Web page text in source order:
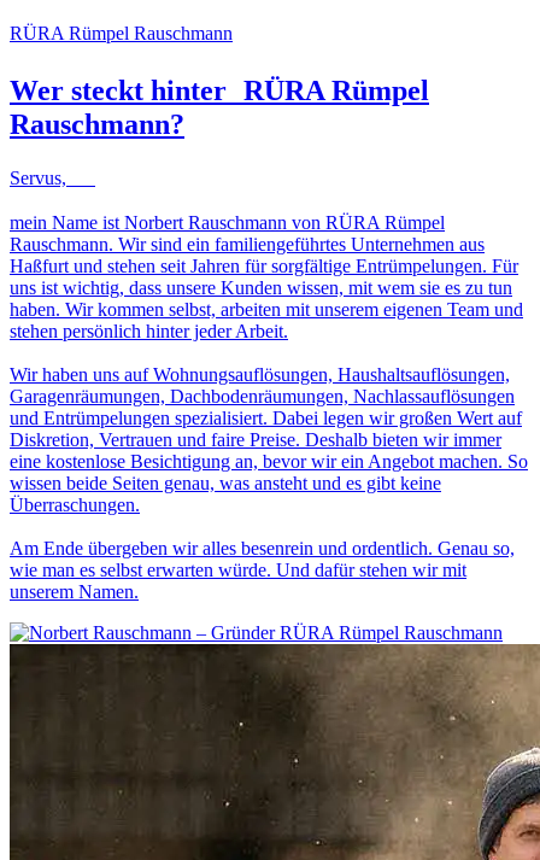
RÜRA Rümpel Rauschmann
Wer steckt hinter RÜRA Rümpel
Rauschmann?
Servus,
mein Name ist Norbert Rauschmann von RÜRA Rümpel
Rauschmann. Wir sind ein familiengeführtes Unternehmen aus
Haßfurt und stehen seit Jahren für sorgfältige Entrümpelungen. Für
uns ist wichtig, dass unsere Kunden wissen, mit wem sie es zu tun
haben. Wir kommen selbst, arbeiten mit unserem eigenen Team und
stehen persönlich hinter jeder Arbeit.
Wir haben uns auf Wohnungsauflösungen, Haushaltsauflösungen,
Garagenräumungen, Dachbodenräumungen, Nachlassauflösungen
und Entrümpelungen spezialisiert. Dabei legen wir großen Wert auf
Diskretion, Vertrauen und faire Preise. Deshalb bieten wir immer
eine kostenlose Besichtigung an, bevor wir ein Angebot machen. So
wissen beide Seiten genau, was ansteht und es gibt keine
Überraschungen.
Am Ende übergeben wir alles besenrein und ordentlich. Genau so,
wie man es selbst erwarten würde. Und dafür stehen wir mit
unserem Namen.